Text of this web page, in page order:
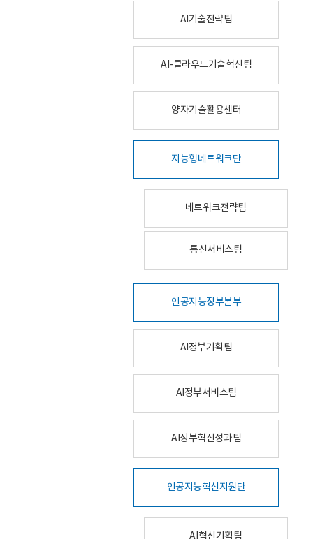
AI기술전략팀
AI-클라우드기술혁신팀
양자기술활용센터
지능형네트워크단
네트워크전략팀
통신서비스팀
인공지능정부본부
AI정부기획팀
AI정부서비스팀
AI정부혁신성과팀
인공지능혁신지원단
AI혁신기획팀